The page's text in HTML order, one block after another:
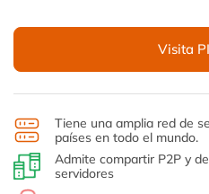
Visita
Tiene una amplia red de
países en todo el mundo.
Admite compartir P2P y
servidores